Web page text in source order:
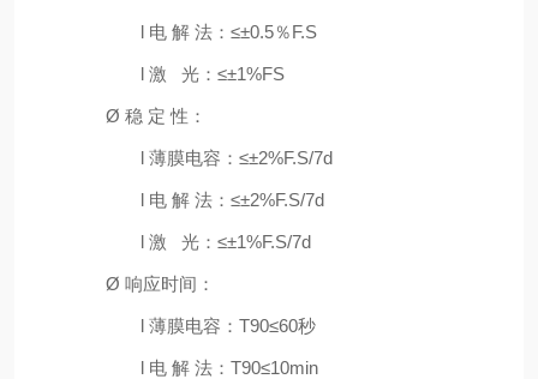
l 电 解 法：≤±0.5％F.S
l 激 光：≤±1%FS
Ø 稳 定 性：
l 薄膜电容：≤±2%F.S/7d
l 电 解 法：≤±2%F.S/7d
l 激 光：≤±1%F.S/7d
Ø 响应时间：
l 薄膜电容： T90≤60秒
l 电 解 法： T90≤10min